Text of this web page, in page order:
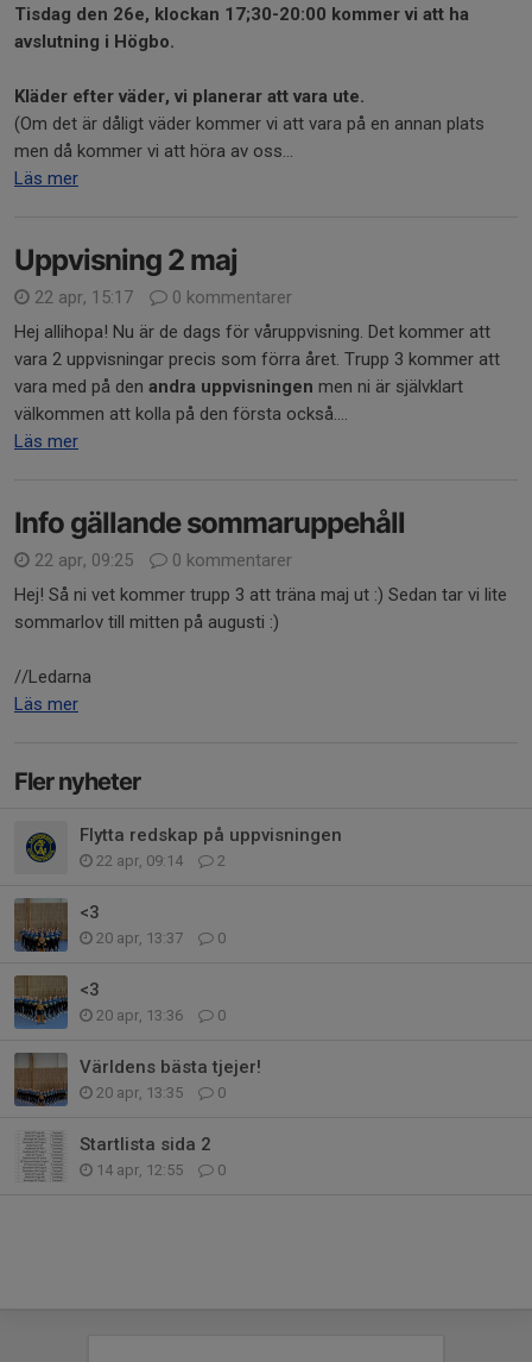
Tisdag den 26e, klockan 17;30-20:00 kommer vi att ha
avslutning i Högbo.
Kläder efter väder, vi planerar att vara ute.
(Om det är dåligt väder kommer vi att vara på en annan plats
men då kommer vi att höra av oss...
Läs mer
Uppvisning 2 maj
22 apr, 15:17
0 kommentarer
Hej allihopa! Nu är de dags för våruppvisning. Det kommer att
vara 2 uppvisningar precis som förra året. Trupp 3 kommer att
vara med på den andra uppvisningen men ni är självklart
välkommen att kolla på den första också....
Läs mer
Info gällande sommaruppehåll
22 apr, 09:25
0 kommentarer
Hej! Så ni vet kommer trupp 3 att träna maj ut :) Sedan tar vi lite
sommarlov till mitten på augusti :)
//Ledarna
Läs mer
Fler nyheter
Flytta redskap på uppvisningen
22 apr, 09:14 2
<3
20 apr, 13:37 0
<3
20 apr, 13:36 0
Världens bästa tjejer!
20 apr, 13:35 0
Startlista sida 2
14 apr, 12:55 0